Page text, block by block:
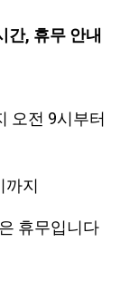
간, 휴무 안내
오전 9시부터
까지
휴무입니다